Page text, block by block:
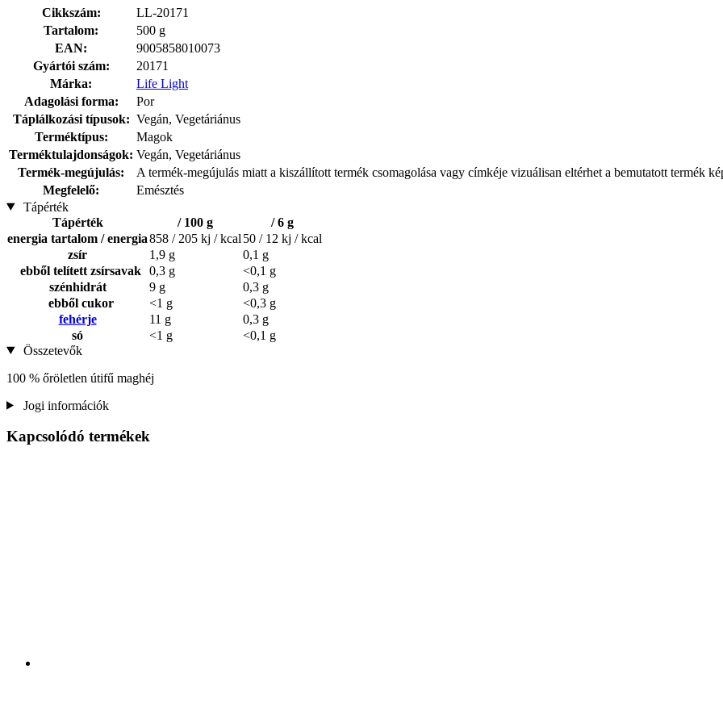
Cikkszám:
LL-20171
Tartalom:
500 g
EAN:
9005858010073
Gyártói szám:
20171
Márka:
Life Light
Adagolási forma:
Por
Táplálkozási típusok: Vegán, Vegetáriánus
Terméktípus:
Magok
Terméktulajdonságok: Vegán, Vegetáriánus
Termék-megújulás:
A termék-megújulás miatt a kiszállított termék csomagolása vagy címkéje vizuálisan eltérhet a bemutatott termék
Megfelelő:
Emésztés
Tápérték
Tápérték
/ 100 g
/ 6 g
energia tartalom / energia858 / 205 kj / kcal 50 / 12 kj / kcal
zsír
1,9 g
0,1 g
ebből telített zsírsavak 0,3 g
<0,1 g
szénhidrát
9 g
0,3 g
ebből cukor
<1 g
<0,3 g
fehérje
11 g
0,3 g
só
<1 g
<0,1 g
Összetevők
100 % őröletlen útifű maghéj
Jogi információk
Kapcsolódó termékek